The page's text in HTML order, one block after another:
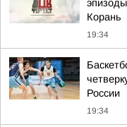
Корань
19:34
России
19:34